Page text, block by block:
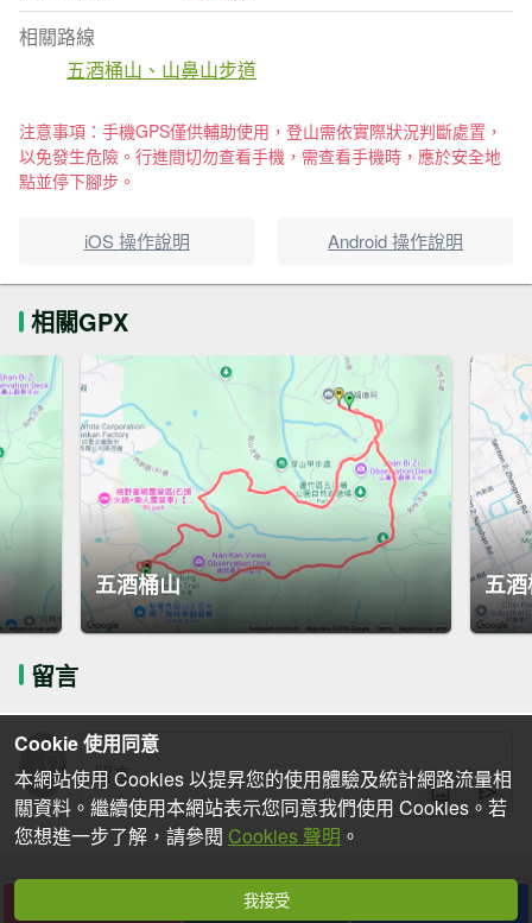
相關路線
五酒桶山、山鼻山步道
注意事項：手機GPS僅供輔助使用，登山需依實際狀況判斷處置，
以免發生危險。行進間切勿查看手機，需查看手機時，應於安全地
點並停下腳步。
iOS 操作說明 Android 操作說明
相關GPX
五酒桶山 五
留言
下載
Cookie 使用同意
本網站使用 Cookies 以提昇您的使用體驗及統計網路流量相
關資料。繼續使用本網站表示您同意我們使用 Cookies。若
您想進一步了解，請參閱 Cookies 聲明 。
我接受